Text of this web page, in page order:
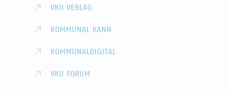
VKU VERLAG
KOMMUNAL KANN
KOMMUNALDIGITAL
VKU FORUM